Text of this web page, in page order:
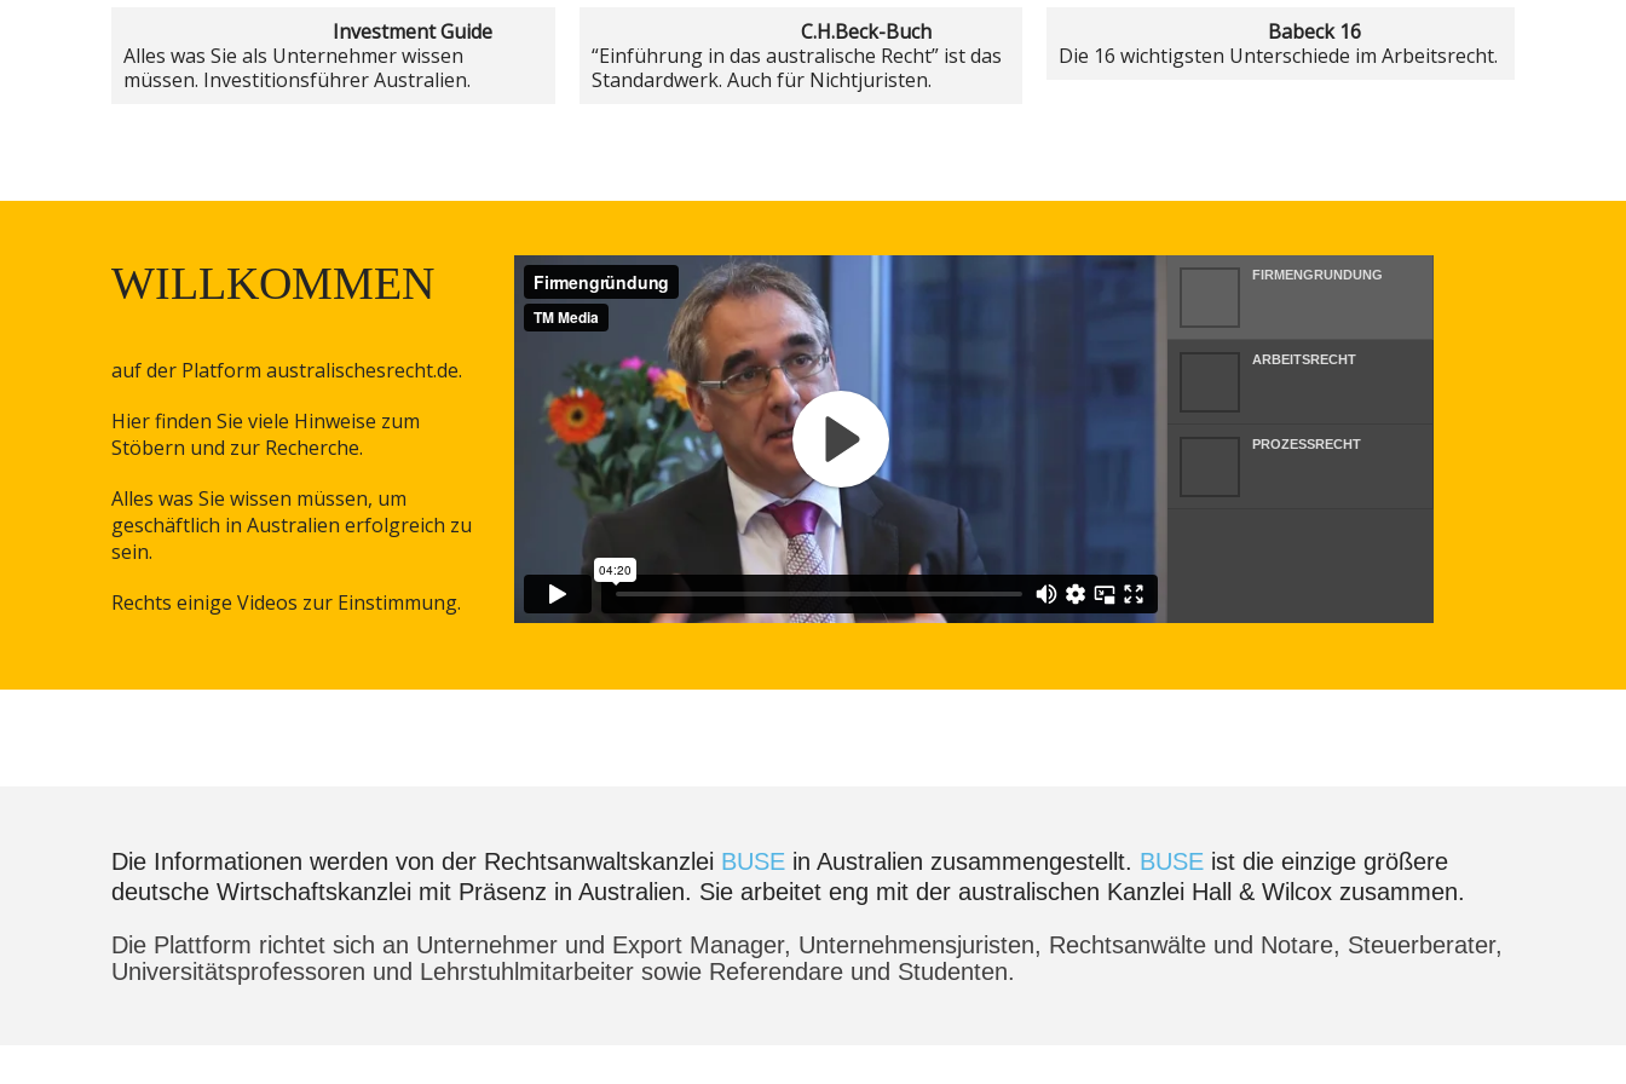
Investment Guide
Alles was Sie als Unternehmer wissen
müssen. Investitionsführer Australien.
C.H.Beck-Buch
“Einführung in das australische Recht” ist das
Standardwerk. Auch für Nichtjuristen.
Babeck 16
Die 16 wichtigsten Unterschiede im Arbeitsrecht.
WILLKOMMEN
auf der Platform australischesrecht.de.
Hier finden Sie viele Hinweise zum
Stöbern und zur Recherche.
Alles was Sie wissen müssen, um
geschäftlich in Australien erfolgreich zu
sein.
Rechts einige Videos zur Einstimmung.
FIRMENGRUNDUNG
ARBEITSRECHT
PROZESSRECHT
Die Informationen werden von der Rechtsanwaltskanzlei BUSE in Australien zusammengestellt. BUSE ist die einzige größere
deutsche Wirtschaftskanzlei mit Präsenz in Australien. Sie arbeitet eng mit der australischen Kanzlei Hall & Wilcox zusammen.
Die Plattform richtet sich an Unternehmer und Export Manager, Unternehmensjuristen, Rechtsanwälte und Notare, Steuerberater,
Universitätsprofessoren und Lehrstuhlmitarbeiter sowie Referendare und Studenten.